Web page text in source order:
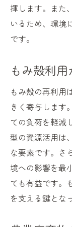
揮します。また
いるため、環境
です。
もみ殻利
もみ殻の再利用
きく寄与します
ての負荷を軽減
型の資源活用は
な要素です。さ
境への影響を最
ても有益です。
を支える鍵とな